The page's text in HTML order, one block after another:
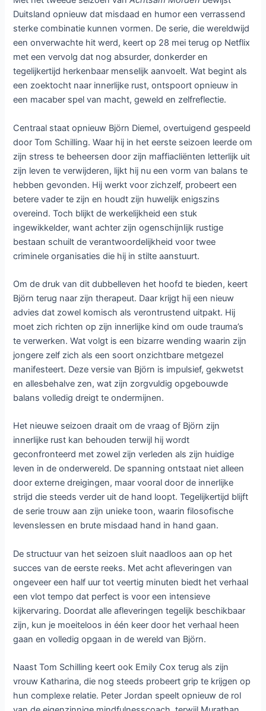
Duitsland opnieuw dat misdaad en humor een verrassend
sterke combinatie kunnen vormen. De serie, die wereldwijd
een onverwachte hit werd, keert op 28 mei terug op Netflix
met een vervolg dat nog absurder, donkerder en
tegelijkertijd herkenbaar menselijk aanvoelt. Wat begint als
een zoektocht naar innerlijke rust, ontspoort opnieuw in
een macaber spel van macht, geweld en zelfreflectie.
Centraal staat opnieuw Björn Diemel, overtuigend gespeeld
door Tom Schilling. Waar hij in het eerste seizoen leerde om
zijn stress te beheersen door zijn maffiacliënten letterlijk uit
zijn leven te verwijderen, lijkt hij nu een vorm van balans te
hebben gevonden. Hij werkt voor zichzelf, probeert een
betere vader te zijn en houdt zijn huwelijk enigszins
overeind. Toch blijkt de werkelijkheid een stuk
ingewikkelder, want achter zijn ogenschijnlijk rustige
bestaan schuilt de verantwoordelijkheid voor twee
criminele organisaties die hij in stilte aanstuurt.
Om de druk van dit dubbelleven het hoofd te bieden, keert
Björn terug naar zijn therapeut. Daar krijgt hij een nieuw
advies dat zowel komisch als verontrustend uitpakt. Hij
moet zich richten op zijn innerlijke kind om oude trauma’s
te verwerken. Wat volgt is een bizarre wending waarin zijn
jongere zelf zich als een soort onzichtbare metgezel
manifesteert. Deze versie van Björn is impulsief, gekwetst
en allesbehalve zen, wat zijn zorgvuldig opgebouwde
balans volledig dreigt te ondermijnen.
Het nieuwe seizoen draait om de vraag of Björn zijn
innerlijke rust kan behouden terwijl hij wordt
geconfronteerd met zowel zijn verleden als zijn huidige
leven in de onderwereld. De spanning ontstaat niet alleen
door externe dreigingen, maar vooral door de innerlijke
strijd die steeds verder uit de hand loopt. Tegelijkertijd blijft
de serie trouw aan zijn unieke toon, waarin filosofische
levenslessen en brute misdaad hand in hand gaan.
De structuur van het seizoen sluit naadloos aan op het
succes van de eerste reeks. Met acht afleveringen van
ongeveer een half uur tot veertig minuten biedt het verhaal
een vlot tempo dat perfect is voor een intensieve
kijkervaring. Doordat alle afleveringen tegelijk beschikbaar
zijn, kun je moeiteloos in één keer door het verhaal heen
gaan en volledig opgaan in de wereld van Björn.
Naast Tom Schilling keert ook Emily Cox terug als zijn
vrouw Katharina, die nog steeds probeert grip te krijgen op
hun complexe relatie. Peter Jordan speelt opnieuw de rol